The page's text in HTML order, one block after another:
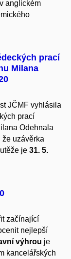
anglickém
prací
Milana
JČMF vyhlásila
prací
Odehnala
že uzávěrka
je 31. 5.
začínající
nejlepší
výhrou je
kancelářských